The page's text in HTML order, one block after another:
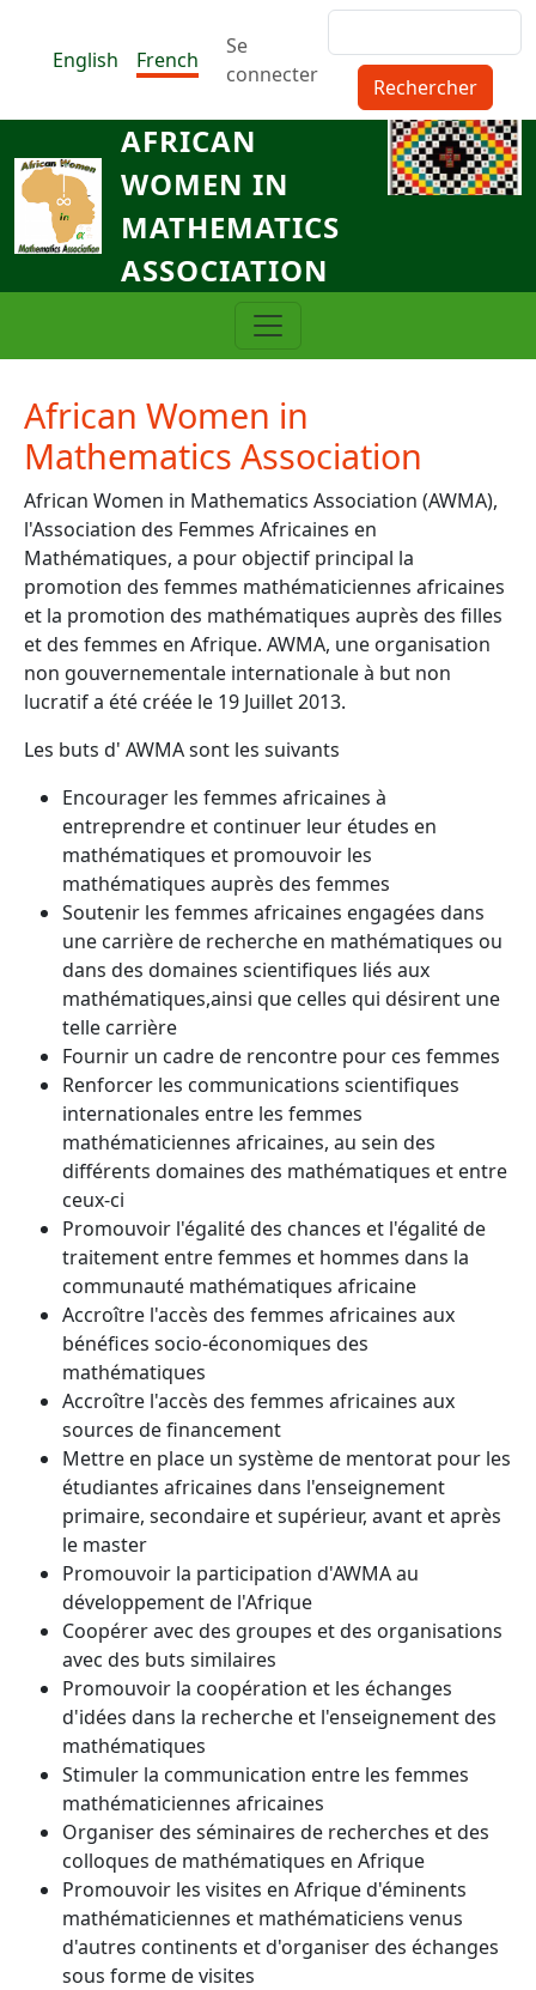
English
French
Menu du compte de
Se
connecter
AFRICAN
WOMEN IN
MATHEMATICS
ASSOCIATION
African Women in
Mathematics Association
African Women in Mathematics Association (AWMA),
l'Association des Femmes Africaines en
Mathématiques, a pour objectif principal la
promotion des femmes mathématiciennes africaines
et la promotion des mathématiques auprès des filles
et des femmes en Afrique. AWMA, une organisation
non gouvernementale internationale à but non
lucratif a été créée le 19 Juillet 2013.
Les buts d' AWMA sont les suivants
Encourager les femmes africaines à
entreprendre et continuer leur études en
mathématiques et promouvoir les
mathématiques auprès des femmes
Soutenir les femmes africaines engagées dans
une carrière de recherche en mathématiques ou
dans des domaines scientifiques liés aux
mathématiques,ainsi que celles qui désirent une
telle carrière
Fournir un cadre de rencontre pour ces femmes
Renforcer les communications scientifiques
internationales entre les femmes
mathématiciennes africaines, au sein des
différents domaines des mathématiques et entre
ceux-ci
Promouvoir l'égalité des chances et l'égalité de
traitement entre femmes et hommes dans la
communauté mathématiques africaine
Accroître l'accès des femmes africaines aux
bénéfices socio-économiques des
mathématiques
Accroître l'accès des femmes africaines aux
sources de financement
Mettre en place un système de mentorat pour les
étudiantes africaines dans l'enseignement
primaire, secondaire et supérieur, avant et après
le master
Promouvoir la participation d'AWMA au
développement de l'Afrique
Coopérer avec des groupes et des organisations
avec des buts similaires
Promouvoir la coopération et les échanges
d'idées dans la recherche et l'enseignement des
mathématiques
Stimuler la communication entre les femmes
mathématiciennes africaines
Organiser des séminaires de recherches et des
colloques de mathématiques en Afrique
Promouvoir les visites en Afrique d'éminents
mathématiciennes et mathématiciens venus
d'autres continents et d'organiser des échanges
sous forme de visites